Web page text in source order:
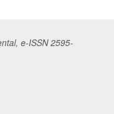
e-ISSN 2595-